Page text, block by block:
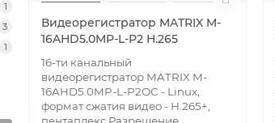
1
3
1
Видеорегистратор MATRIX M-
16AHD5.0MP-L-P2 H.265
16-ти канальный
видеорегистратор MATRIX M-
16AHD5.0MP-L-P2ОС - Linux,
формат сжатия видео - H.265+,